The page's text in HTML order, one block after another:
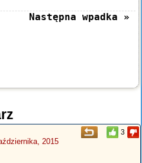
Następna wpadka »
3
2015